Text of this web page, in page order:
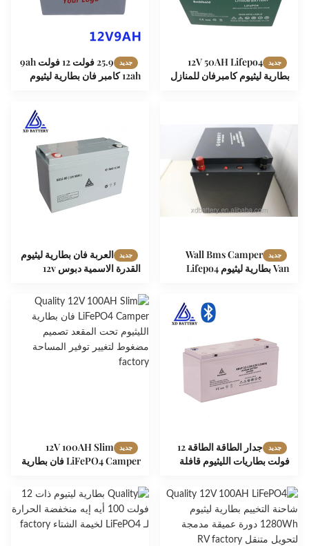
جديد
12V 50AH Lifepo4
بطارية ليثيوم كامبرفان للمنازل
جديد
25.9 فولت 12 فولت 9ah
12ah كامبر فان بطارية ليثيوم
جديد
Wall Bms Camper
Van بطارية ليثيوم Lifepo4
جديد
العربة فان بطارية ليثيوم
القدرة الاسمية دبوس 12v
جديد
جدار الطاقة الطاقة 12
فولت بطاريات الليثيوم قافلة
ليثيوم أيون العربة
جديد
12V 100AH Slim
LiFePO4 Camper فان بطارية
مضغوط لتغيير توفير المساحة